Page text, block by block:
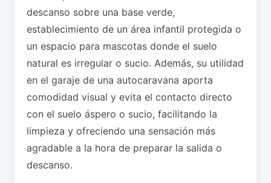
descanso sobre una base verde,
establecimiento de un área infantil protegida o
un espacio para mascotas donde el suelo
natural es irregular o sucio. Además, su utilidad
en el garaje de una autocaravana aporta
comodidad visual y evita el contacto directo
con el suelo áspero o sucio, facilitando la
limpieza y ofreciendo una sensación más
agradable a la hora de preparar la salida o
descanso.